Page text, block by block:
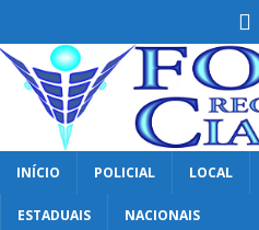
INÍCIO POLICIAL LOCAL
ESTADUAIS NACIONAIS